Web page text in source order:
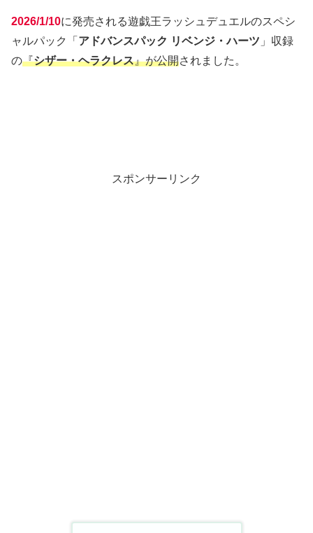
2026/1/10に発売される遊戯王ラッシュデュエルのスペシ
ャルパック「 アドバンスパック リベンジ・ハーツ 」収録
の『シザー・ヘラクレス』が公開されました。
スポンサーリンク